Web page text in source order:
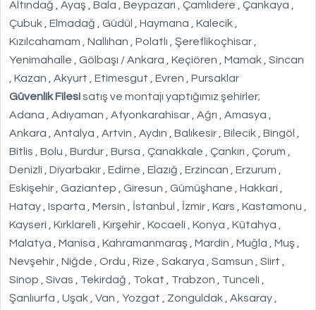
Altındağ , Ayaş , Bala , Beypazarı , Çamlıdere , Çankaya ,
Çubuk , Elmadağ , Güdül , Haymana , Kalecik ,
Kızılcahamam , Nallıhan , Polatlı , Şereflikoçhisar ,
Yenimahalle , Gölbaşı / Ankara , Keçiören , Mamak , Sincan
, Kazan , Akyurt , Etimesgut , Evren , Pursaklar
Güvenlik Filesisatış ve montajı yaptığımız şehirler;
Adana , Adıyaman , Afyonkarahisar , Ağrı , Amasya ,
Ankara , Antalya , Artvin , Aydın , Balıkesir , Bilecik , Bingöl ,
Bitlis , Bolu , Burdur , Bursa , Çanakkale , Çankırı , Çorum ,
Denizli , Diyarbakır , Edirne , Elazığ , Erzincan , Erzurum ,
Eskişehir , Gaziantep , Giresun , Gümüşhane , Hakkari ,
Hatay , Isparta , Mersin , İstanbul , İzmir , Kars , Kastamonu ,
Kayseri , Kırklareli , Kırşehir , Kocaeli , Konya , Kütahya ,
Malatya , Manisa , Kahramanmaraş , Mardin , Muğla , Muş ,
Nevşehir , Niğde , Ordu , Rize , Sakarya , Samsun , Siirt ,
Sinop , Sivas , Tekirdağ , Tokat , Trabzon , Tunceli ,
Şanlıurfa , Uşak , Van , Yozgat , Zonguldak , Aksaray ,